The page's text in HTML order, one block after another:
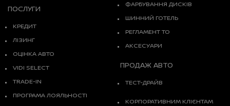
ФАРБУВАННЯ ДИСКІВ
ШИННИЙ ГОТЕЛЬ
РЕГЛАМЕНТ ТО
АКСЕСУАРИ
ПОСЛУГИ
КРЕДИТ
ЛІЗИНГ
ОЦІНКА АВТО
VIDI SELECT
TRADE-IN
ПРОГРАМА ЛОЯЛЬНОСТІ
ПРОДАЖ АВТО
ТЕСТ-ДРАЙВ
КОРПОРАТИВНИМ КЛІЄНТАМ